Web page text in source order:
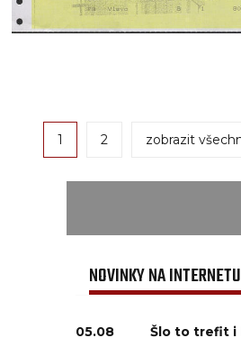
1 2 zobrazit
NOVINKY NA INTERNETU
05.08 Šlo to trefit i